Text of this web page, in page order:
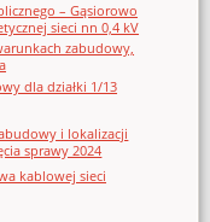
– Gąsiorowo
sieci nn 0,4 kV
zabudowy,
dla działki 1/13
i lokalizacji
sprawy 2024
kablowej sieci